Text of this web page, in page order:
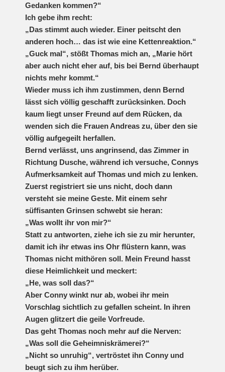
Gedanken kommen?“
Ich gebe ihm recht:
„Das stimmt auch wieder. Einer peitscht den
anderen hoch… das ist wie eine Kettenreaktion.“
„Guck mal“, stößt Thomas mich an, „Marie hört
aber auch nicht eher auf, bis bei Bernd überhaupt
nichts mehr kommt.“
Wieder muss ich ihm zustimmen, denn Bernd
lässt sich völlig geschafft zurücksinken. Doch
kaum liegt unser Freund auf dem Rücken, da
wenden sich die Frauen Andreas zu, über den sie
völlig aufgegeilt herfallen.
Bernd verlässt, uns angrinsend, das Zimmer in
Richtung Dusche, während ich versuche, Connys
Aufmerksamkeit auf Thomas und mich zu lenken.
Zuerst registriert sie uns nicht, doch dann
versteht sie meine Geste. Mit einem sehr
süffisanten Grinsen schwebt sie heran:
„Was wollt ihr von mir?“
Statt zu antworten, ziehe ich sie zu mir herunter,
damit ich ihr etwas ins Ohr flüstern kann, was
Thomas nicht mithören soll. Mein Freund hasst
diese Heimlichkeit und meckert:
„He, was soll das?“
Aber Conny winkt nur ab, wobei ihr mein
Vorschlag sichtlich zu gefallen scheint. In ihren
Augen glitzert die geile Vorfreude.
Das geht Thomas noch mehr auf die Nerven:
„Was soll die Geheimniskrämerei?“
„Nicht so unruhig“, vertröstet ihn Conny und
beugt sich zu ihm herüber.